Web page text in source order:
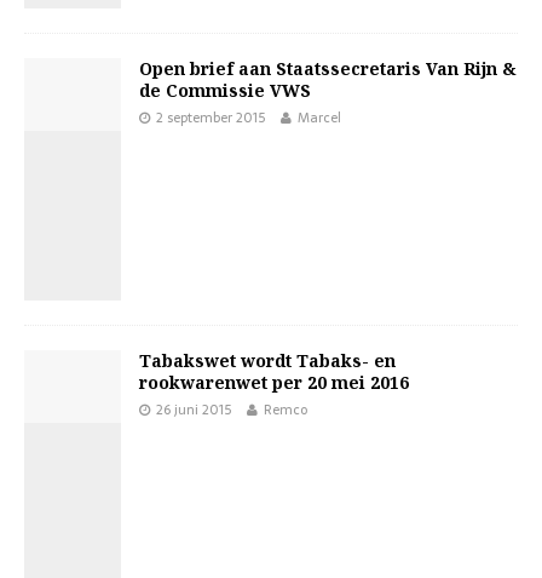
Open brief aan Staatssecretaris Van Rijn &
de Commissie VWS
2 september 2015 Marcel
Tabakswet wordt Tabaks- en
rookwarenwet per 20 mei 2016
26 juni 2015 Remco